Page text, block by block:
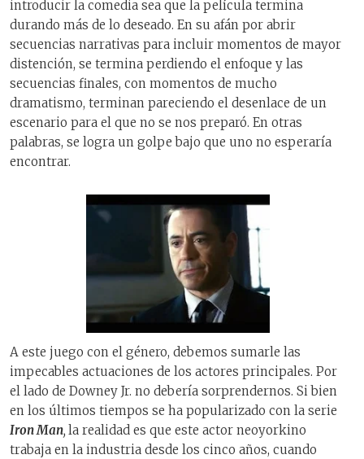
introducir la comedia sea que la película termina
durando más de lo deseado. En su afán por abrir
secuencias narrativas para incluir momentos de mayor
distención, se termina perdiendo el enfoque y las
secuencias finales, con momentos de mucho
dramatismo, terminan pareciendo el desenlace de un
escenario para el que no se nos preparó. En otras
palabras, se logra un golpe bajo que uno no esperaría
encontrar.
A este juego con el género, debemos sumarle las
impecables actuaciones de los actores principales. Por
el lado de Downey Jr. no debería sorprendernos. Si bien
en los últimos tiempos se ha popularizado con la serie
Iron Man, la realidad es que este actor neoyorkino
trabaja en la industria desde los cinco años, cuando